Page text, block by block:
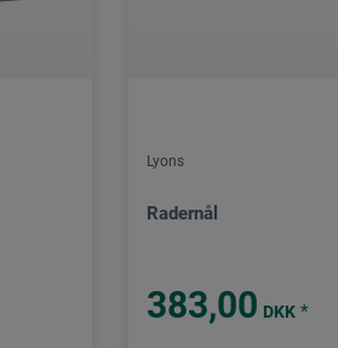
Lyons
Radernål
383,00 DKK *